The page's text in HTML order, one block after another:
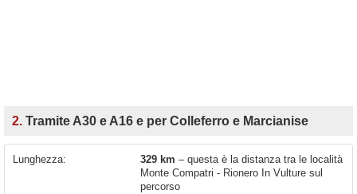
2. Tramite A30 e A16 e per Colleferro e Marcianise
Lunghezza: 329 km – questa è la distanza tra le località
Monte Compatri - Rionero In Vulture sul
percorso